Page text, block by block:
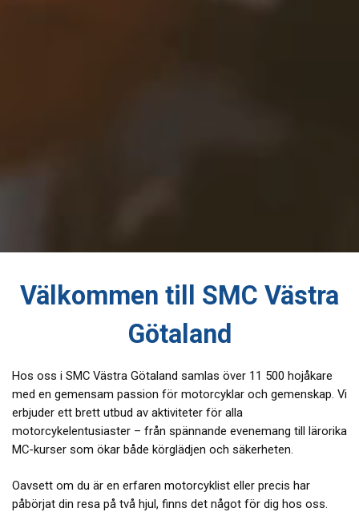
Välkommen till SMC Västra
Götaland
Hos oss i SMC Västra Götaland samlas över 11 500 hojåkare
med en gemensam passion för motorcyklar och gemenskap. Vi
erbjuder ett brett utbud av aktiviteter för alla
motorcykelentusiaster – från spännande evenemang till lärorika
MC-kurser som ökar både körglädjen och säkerheten.
Oavsett om du är en erfaren motorcyklist eller precis har
påbörjat din resa på två hjul, finns det något för dig hos oss.